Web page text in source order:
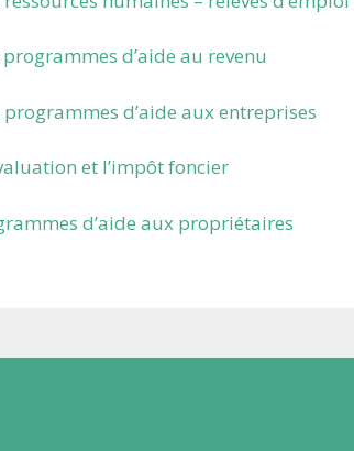
d’aide au revenu
d’aide aux entreprises
et l’impôt foncier
d’aide aux propriétaires